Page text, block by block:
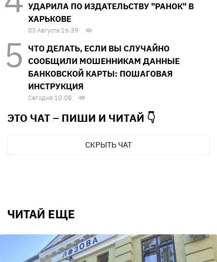
УДАРИЛА ПО ИЗДАТЕЛЬСТВУ "РАНОК" В
ХАРЬКОВЕ
03 Августа 16:39
ЧТО ДЕЛАТЬ, ЕСЛИ ВЫ СЛУЧАЙНО
СООБЩИЛИ МОШЕННИКАМ ДАННЫЕ
БАНКОВСКОЙ КАРТЫ: ПОШАГОВАЯ
ИНСТРУКЦИЯ
Сегодня 10:08
ЭТО ЧАТ – ПИШИ И ЧИТАЙ 👇
СКРЫТЬ ЧАТ
ЧИТАЙ ЕЩЕ